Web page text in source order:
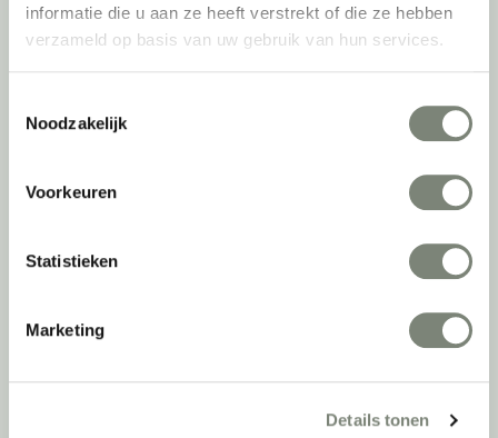
informatie die u aan ze heeft verstrekt of die ze hebben
verzameld op basis van uw gebruik van hun services.
Noodzakelijk
Voorkeuren
Statistieken
Marketing
Details tonen
Ergonomische bureaustoelen
Projectstoffering
Kantoorkasten
Stoelen
Werkplekken